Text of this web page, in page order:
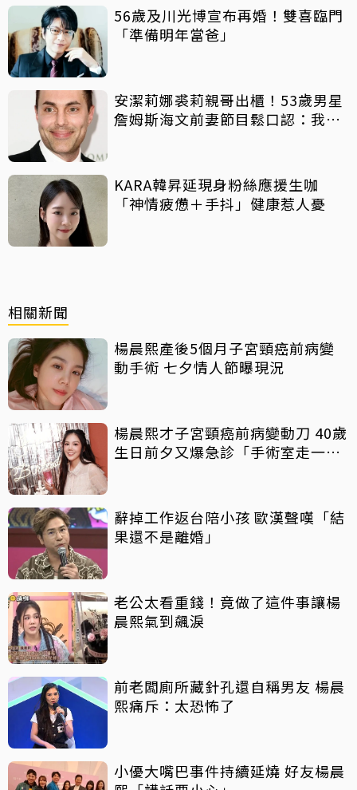
56歲及川光博宣布再婚！雙喜臨門
「準備明年當爸」
安潔莉娜裘莉親哥出櫃！53歲男星
詹姆斯海文前妻節目鬆口認：我是
KARA韓昇延現身粉絲應援生咖
「神情疲憊＋手抖」健康惹人憂
相關新聞
楊晨熙產後5個月子宮頸癌前病變
動手術 七夕情人節曝現況
楊晨熙才子宮頸癌前病變動刀 40歲
生日前夕又爆急診「手術室走一
辭掉工作返台陪小孩 歐漢聲嘆「結
果還不是離婚」
老公太看重錢！竟做了這件事讓楊
晨熙氣到飆淚
前老闆廁所藏針孔還自稱男友 楊晨
熙痛斥：太恐怖了
小優大嘴巴事件持續延燒 好友楊晨